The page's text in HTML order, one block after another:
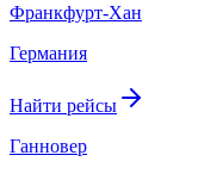
Франкфурт-Хан
Германия
Найти рейсы
Ганновер